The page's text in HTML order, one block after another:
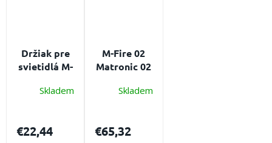
Držiak pre
svietidlá M-
prilbu
uchytenie
Skladem
€22,44
M-Fire 02
Matronic 02
ATEX
svietidlo
Skladem
€65,32